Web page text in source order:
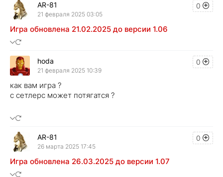
0
AR-81
21 февраля 2025 03:05
Игра обновлена 21.02.2025 до версии 1.06
0
hoda
21 февраля 2025 10:39
как вам игра ?
с сетлерс может потягатся ?
0
AR-81
26 марта 2025 17:45
Игра обновлена 26.03.2025 до версии 1.07